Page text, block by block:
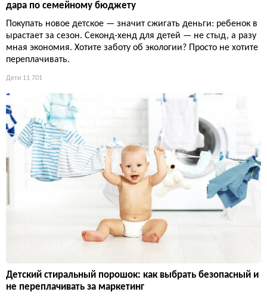
дара по семейному бюджету
Покупать новое детское — значит сжигать деньги: ребенок в
ырастает за сезон. Секонд-хенд для детей — не стыд, а разу
мная экономия. Хотите заботу об экологии? Просто не хотите
переплачивать.
Дети 11 701
Детский стиральный порошок: как выбрать безопасный и
не переплачивать за маркетинг